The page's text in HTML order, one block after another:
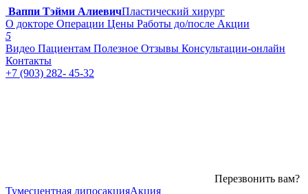
Ваппи Тэйми АлиевичПластический хирург
О докторе Операции Цены Работы до/после Акции
5
Видео Пациентам Полезное Отзывы Консультации-онлайн
Контакты
+7 (903) 282- 45-32
Перезвонить вам?
Тумесцентная липосакцияАкция